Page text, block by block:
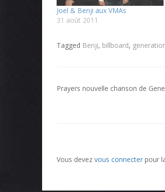
Joel & Benji aux VMAs
31 août 2011
Tagged Benji, billboard,
Navigation
Prayers nouvelle chanson de
Vous devez vous connecter pour